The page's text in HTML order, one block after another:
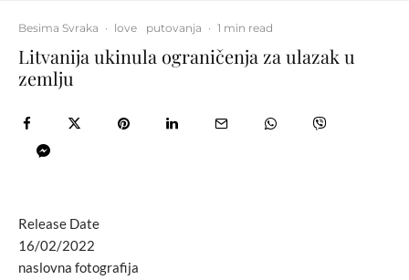
Besima Svraka · love putovanja · 1 min read
Litvanija ukinula ograničenja za ulazak u
zemlju
Release Date
16/02/2022
naslovna fotografija